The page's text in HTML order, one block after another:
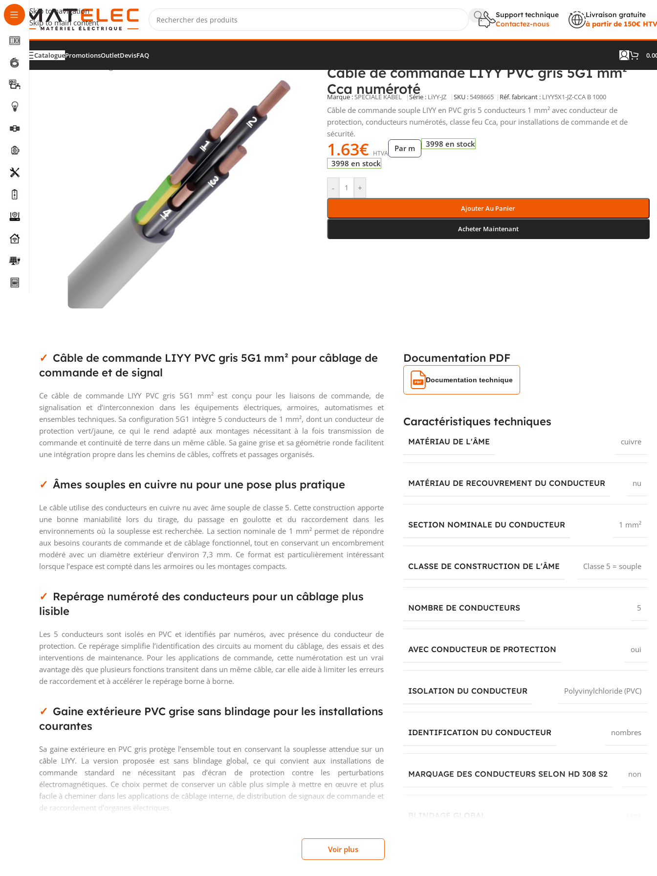
Skip to navigation
Skip to main content
Support technique
Contactez-nous
Livraison gratuite
à partir de 150€
CataloguePromotionsOutletDevisFAQ
Câble de commande LIYY PVC gris 5G1 mm²
Cca numéroté
Marque :SPECIALE KABEL Série : LiYY-JZ SKU :5498665 Réf. fabricant :LIYY5X1-JZ-CCA B 1000
Câble de commande souple LIYY en PVC gris 5 conducteurs 1 mm² avec conducteur de
protection, conducteurs numérotés, classe feu Cca, pour installations de commande et de
sécurité.
1.63€ HTVA
Par m
3998 en stock
3998 en stock
- +
Ajouter Au Panier
Acheter Maintenant
Câble de commande LIYY PVC gris 5G1 mm² pour câblage de
commande et de signal
Ce câble de commande LIYY PVC gris 5G1 mm² est conçu pour les liaisons de commande, de
signalisation et d’interconnexion dans les équipements électriques, armoires, automatismes et
ensembles techniques. Sa configuration 5G1 intègre 5 conducteurs de 1 mm², dont un conducteur de
protection vert/jaune, ce qui le rend adapté aux montages nécessitant à la fois transmission de
commande et continuité de terre dans un même câble. Sa gaine grise et sa géométrie ronde facilitent
une intégration propre dans les chemins de câbles, coffrets et passages organisés.
Âmes souples en cuivre nu pour une pose plus pratique
Le câble utilise des conducteurs en cuivre nu avec âme souple de classe 5. Cette construction apporte
une bonne maniabilité lors du tirage, du passage en goulotte et du raccordement dans les
environnements où la souplesse est recherchée. La section nominale de 1 mm² permet de répondre
aux besoins courants de commande et de câblage fonctionnel, tout en conservant un encombrement
modéré avec un diamètre extérieur d’environ 7,3 mm. Ce format est particulièrement intéressant
lorsque l’espace est compté dans les armoires ou les montages compacts.
Repérage numéroté des conducteurs pour un câblage plus
lisible
Les 5 conducteurs sont isolés en PVC et identifiés par numéros, avec présence du conducteur de
protection. Ce repérage simplifie l’identification des circuits au moment du câblage, des essais et des
interventions de maintenance. Pour les applications de commande, cette numérotation est un vrai
avantage dès que plusieurs fonctions transitent dans un même câble, car elle aide à limiter les erreurs
de raccordement et à accélérer le repérage borne à borne.
Gaine extérieure PVC grise sans blindage pour les installations
courantes
Sa gaine extérieure en PVC gris protège l’ensemble tout en conservant la souplesse attendue sur un
câble LIYY. La version proposée est sans blindage global, ce qui convient aux installations de
commande standard ne nécessitant pas d’écran de protection contre les perturbations
électromagnétiques. Ce choix permet de conserver un câble plus simple à mettre en œuvre et plus
facile à cheminer dans les applications de câblage interne, de distribution de signaux de commande et
de raccordement d’organes électriques.
Classement feu Cca s3 d2 a3 pour les installations exigeant
Documentation PDF
Documentation technique
Caractéristiques techniques
MATÉRIAU DE L'ÂME cuivre
MATÉRIAU DE RECOUVREMENT DU CONDUCTEUR nu
SECTION NOMINALE DU CONDUCTEUR 1 mm²
CLASSE DE CONSTRUCTION DE L'ÂME Classe 5 = souple
NOMBRE DE CONDUCTEURS 5
AVEC CONDUCTEUR DE PROTECTION oui
ISOLATION DU CONDUCTEUR Polyvinylchloride (PVC)
IDENTIFICATION DU CONDUCTEUR nombres
MARQUAGE DES CONDUCTEURS SELON HD 308 S2 non
BLINDAGE GLOBAL
Voir plus